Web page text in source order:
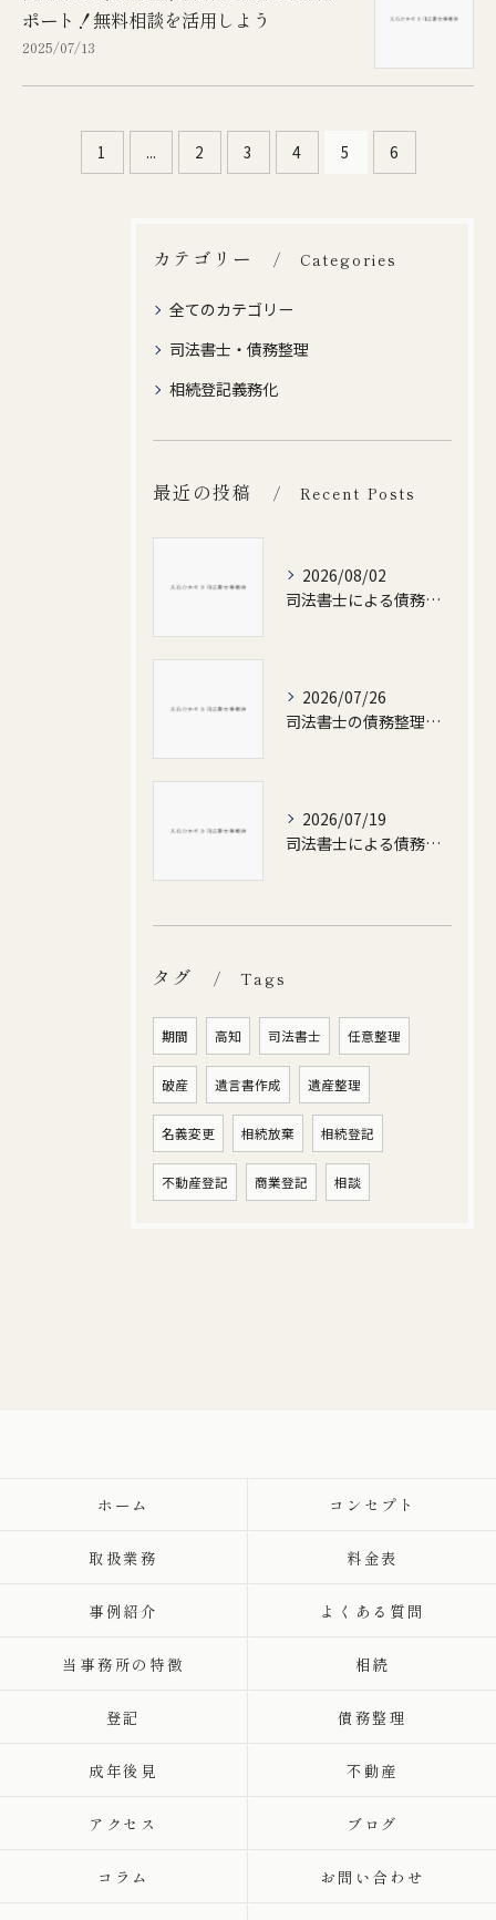
ポート！無料相談を活用しよう
2025/07/13
1 ... 2 3 4 5 6
カテゴリー Categories
全てのカテゴリー
司法書士・債務整理
相続登記義務化
最近の投稿 Recent Posts
2026/08/02
司法書士による債務整理の体制と北川村対応の選び方徹底解説
2026/07/26
司法書士の債務整理で人気の理由と費用相場徹底ガイド
2026/07/19
司法書士による債務整理がわかる徹底解説と高知県室戸市の費用相場や安心相談ガイド
タグ Tags
期間 高知 司法書士 任意整理
破産 遺言書作成 遺産整理
名義変更 相続放棄 相続登記
不動産登記 商業登記 相談
ホーム コンセプト
取扱業務 料金表
事例紹介 よくある質問
当事務所の特徴 相続
登記 債務整理
成年後見 不動産
アクセス ブログ
コラム お問い合わせ